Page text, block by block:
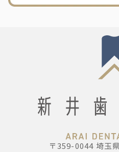
〒359-0044 埼玉